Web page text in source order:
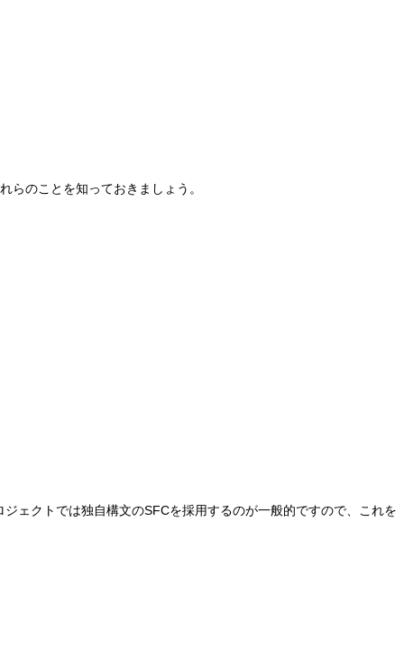
らのことを知っておきましょう。
ェクトでは独自構文のSFCを採用するのが一般的ですので、これを